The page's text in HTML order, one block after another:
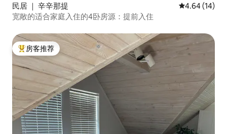
民居 ｜ 辛辛那提 平均评分
4.64 (14)
宽敞的适合家庭入住的4卧房源：提前入住
热门「房客推荐」
房客推荐